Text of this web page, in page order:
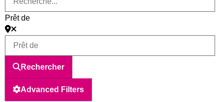
Prêt de
Rechercher
Advanced Filters